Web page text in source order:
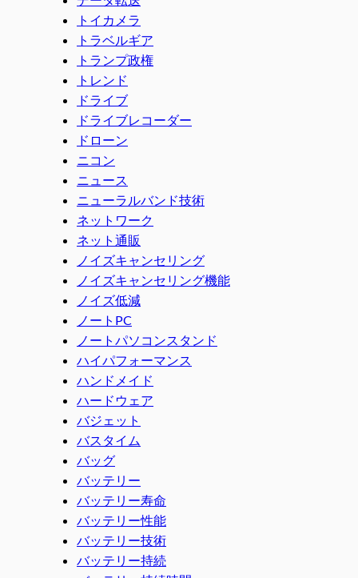
トイカメラ
トラベルギア
トランプ政権
トレンド
ドライブ
ドライブレコーダー
ドローン
ニコン
ニュース
ニューラルバンド技術
ネットワーク
ネット通販
ノイズキャンセリング
ノイズキャンセリング機能
ノイズ低減
ノートPC
ノートパソコンスタンド
ハイパフォーマンス
ハンドメイド
ハードウェア
バジェット
バスタイム
バッグ
バッテリー
バッテリー寿命
バッテリー性能
バッテリー技術
バッテリー持続